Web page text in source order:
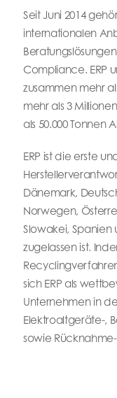
Seit Juni 2014
internationalen
Compliance. ERP
zusammen mehr
mehr als 3
als 50.000 Tonnen
ERP ist die erste
Dänemark,
Norwegen,
Slowakei, Spanien
zugelassen ist.
sich ERP als
Unternehmen in
Elektroaltgeräte-,
sowie